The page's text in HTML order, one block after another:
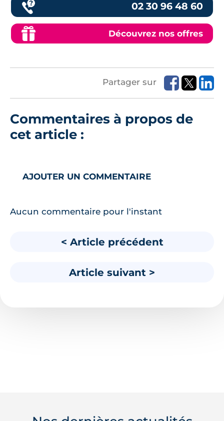
02 30 96 48 60
Découvrez nos offres
Partager sur
Commentaires à propos de
cet article :
AJOUTER UN COMMENTAIRE
Aucun commentaire pour l'instant
< Article précédent
Article suivant >